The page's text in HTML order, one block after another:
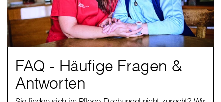
FAQ - Häufige Fragen &
Antworten